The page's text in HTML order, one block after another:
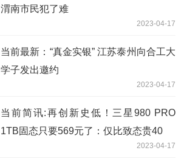
渭南市民犯了难
2023-04-17
当前最新：“真金实银” 江苏泰州向合工大
学子发出邀约
2023-04-17
当前简讯:再创新史低！三星980 PRO
1TB固态只要569元了：仅比致态贵40
2023-04-17